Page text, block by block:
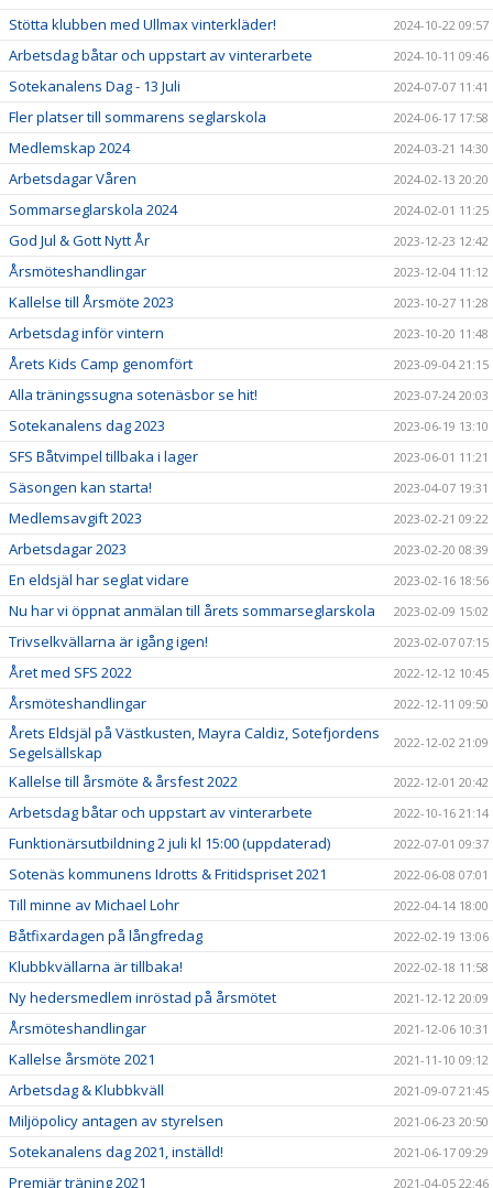
Stötta klubben med Ullmax vinterkläder! 2024-10-22 09:57
Arbetsdag båtar och uppstart av vinterarbete 2024-10-11 09:46
Sotekanalens Dag - 13 Juli 2024-07-07 11:41
Fler platser till sommarens seglarskola 2024-06-17 17:58
Medlemskap 2024 2024-03-21 14:30
Arbetsdagar Våren 2024-02-13 20:20
Sommarseglarskola 2024 2024-02-01 11:25
God Jul & Gott Nytt År 2023-12-23 12:42
Årsmöteshandlingar 2023-12-04 11:12
Kallelse till Årsmöte 2023 2023-10-27 11:28
Arbetsdag inför vintern 2023-10-20 11:48
Årets Kids Camp genomfört 2023-09-04 21:15
Alla träningssugna sotenäsbor se hit! 2023-07-24 20:03
Sotekanalens dag 2023 2023-06-19 13:10
SFS Båtvimpel tillbaka i lager 2023-06-01 11:21
Säsongen kan starta! 2023-04-07 19:31
Medlemsavgift 2023 2023-02-21 09:22
Arbetsdagar 2023 2023-02-20 08:39
En eldsjäl har seglat vidare 2023-02-16 18:56
Nu har vi öppnat anmälan till årets sommarseglarskola 2023-02-09 15:02
Trivselkvällarna är igång igen! 2023-02-07 07:15
Året med SFS 2022 2022-12-12 10:45
Årsmöteshandlingar 2022-12-11 09:50
Årets Eldsjäl på Västkusten, Mayra Caldiz, Sotefjordens
Segelsällskap
2022-12-02 21:09
Kallelse till årsmöte & årsfest 2022 2022-12-01 20:42
Arbetsdag båtar och uppstart av vinterarbete 2022-10-16 21:14
Funktionärsutbildning 2 juli kl 15:00 (uppdaterad) 2022-07-01 09:37
Sotenäs kommunens Idrotts & Fritidspriset 2021 2022-06-08 07:01
Till minne av Michael Lohr 2022-04-14 18:00
Båtfixardagen på långfredag 2022-02-19 13:06
Klubbkvällarna är tillbaka! 2022-02-18 11:58
Ny hedersmedlem inröstad på årsmötet 2021-12-12 20:09
Årsmöteshandlingar 2021-12-06 10:31
Kallelse årsmöte 2021 2021-11-10 09:12
Arbetsdag & Klubbkväll 2021-09-07 21:45
Miljöpolicy antagen av styrelsen 2021-06-23 20:50
Sotekanalens dag 2021, inställd! 2021-06-17 09:29
Premiär träning 2021 2021-04-05 22:46